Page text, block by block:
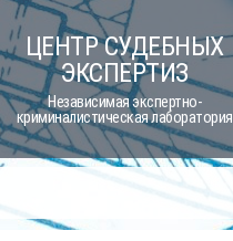
Skip
to
content
ЦЕНТР СУДЕБНЫХ
ЭКСПЕРТИЗ
Независимая экспертно-
криминалистическая лаборатория